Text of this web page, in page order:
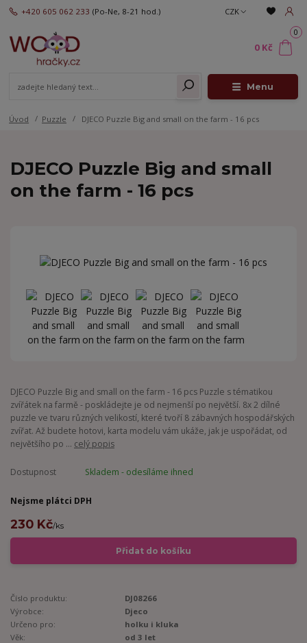
Menu
CZK
+420 605 062 233 (Po-Ne, 8-21 hod.)
0
0 Kč
Úvod Puzzle DJECO Puzzle Big and small on the farm - 16 pcs
DJECO Puzzle Big and small
on the farm - 16 pcs
DJECO Puzzle Big and small on the farm - 16 pcs Puzzle s tématikou
zvířátek na farmě - poskládejte je od nejmenší po největší. 8x 2 dílné
puzzle ve tvaru různých velikostí, které tvoří 8 zábavných hospodářských
zvířat. Až budete hotovi, karta modelu vám ukáže, jak je uspořádat, od
největšího po ... celý popis
Dostupnost Skladem - odesíláme ihned
Nejsme plátci DPH
230 Kč/ks
Přidat do košíku
Číslo produktu:
DJ08266
Výrobce:
Djeco
Určeno pro:
holku i kluka
Věk:
od 3 let